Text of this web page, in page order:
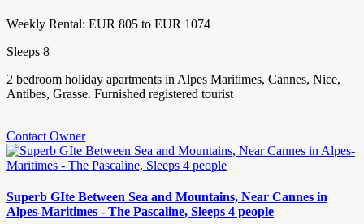
Weekly Rental: EUR 805 to EUR 1074
Sleeps 8
2 bedroom holiday apartments in Alpes Maritimes, Cannes, Nice,
Antibes, Grasse. Furnished registered tourist
Contact Owner
Superb GIte Between Sea and Mountains, Near Cannes in
Alpes-Maritimes - The Pascaline, Sleeps 4 people